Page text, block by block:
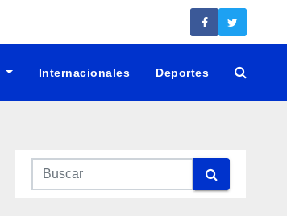
Internacionales Deportes